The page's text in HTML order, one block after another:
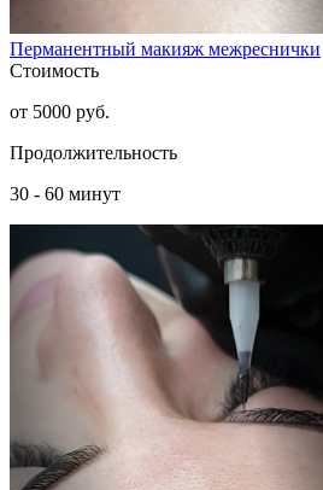
Перманентный макияж межреснички
Стоимость
от 5000 руб.
Продолжительность
30 - 60 минут